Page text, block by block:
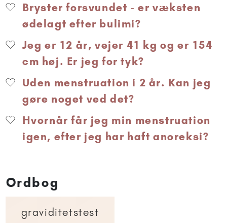
Bryster forsvundet - er væksten
ødelagt efter bulimi?
Jeg er 12 år, vejer 41 kg og er 154
cm høj. Er jeg for tyk?
Uden menstruation i 2 år. Kan jeg
gøre noget ved det?
Hvornår får jeg min menstruation
igen, efter jeg har haft anoreksi?
Ordbog
graviditetstest